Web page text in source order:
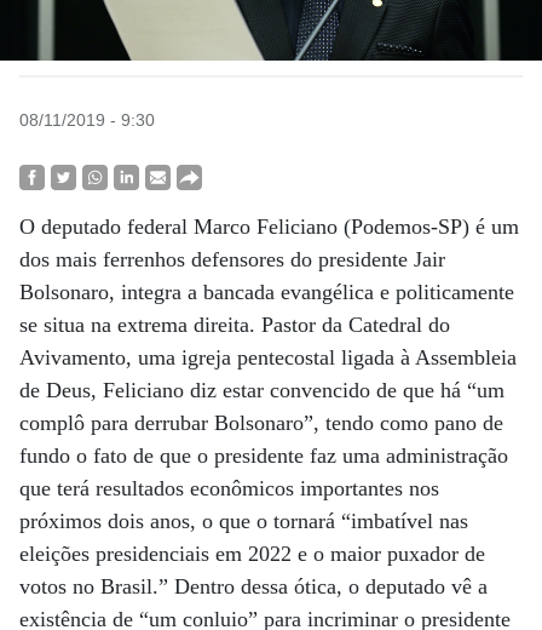
08/11/2019 - 9:30
O deputado federal Marco Feliciano (Podemos-SP) é um
dos mais ferrenhos defensores do presidente Jair
Bolsonaro, integra a bancada evangélica e politicamente
se situa na extrema direita. Pastor da Catedral do
Avivamento, uma igreja pentecostal ligada à Assembleia
de Deus, Feliciano diz estar convencido de que há “um
complô para derrubar Bolsonaro”, tendo como pano de
fundo o fato de que o presidente faz uma administração
que terá resultados econômicos importantes nos
próximos dois anos, o que o tornará “imbatível nas
eleições presidenciais em 2022 e o maior puxador de
votos no Brasil.” Dentro dessa ótica, o deputado vê a
existência de “um conluio” para incriminar o presidente